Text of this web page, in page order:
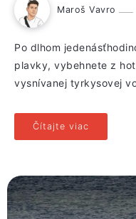
Maroš Vavro
Po dlhom
plavky, vybehnete z
vysnívanej tyrkysovej
Čítajte viac